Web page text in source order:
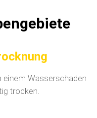
einem Wasserschaden
trocken.